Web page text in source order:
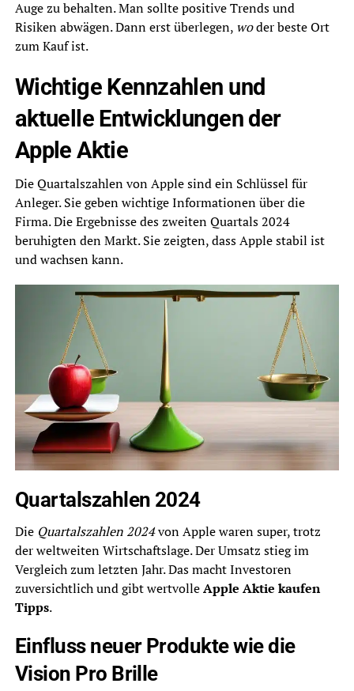
Auge zu behalten. Man sollte positive Trends und
Risiken abwägen. Dann erst überlegen, woder beste Ort
zum Kauf ist.
Wichtige Kennzahlen und
aktuelle Entwicklungen der
Apple Aktie
Die Quartalszahlen von Apple sind ein Schlüssel für
Anleger. Sie geben wichtige Informationen über die
Firma. Die Ergebnisse des zweiten Quartals 2024
beruhigten den Markt. Sie zeigten, dass Apple stabil ist
und wachsen kann.
Quartalszahlen 2024
Die Quartalszahlen 2024von Apple waren super, trotz
der weltweiten Wirtschaftslage. Der Umsatz stieg im
Vergleich zum letzten Jahr. Das macht Investoren
zuversichtlich und gibt wertvolleApple Aktie kaufen
Tipps.
Einfluss neuer Produkte wie die
Vision Pro Brille